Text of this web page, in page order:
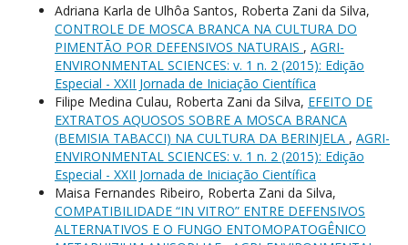
Adriana Karla de Ulhôa Santos, Roberta Zani da Silva,
CONTROLE DE MOSCA BRANCA NA CULTURA DO
PIMENTÃO POR DEFENSIVOS NATURAIS , AGRI-
ENVIRONMENTAL SCIENCES: v. 1 n. 2 (2015): Edição
Especial - XXII Jornada de Iniciação Científica
Filipe Medina Culau, Roberta Zani da Silva, EFEITO DE
EXTRATOS AQUOSOS SOBRE A MOSCA BRANCA
(BEMISIA TABACCI) NA CULTURA DA BERINJELA , AGRI-
ENVIRONMENTAL SCIENCES: v. 1 n. 2 (2015): Edição
Especial - XXII Jornada de Iniciação Científica
Maisa Fernandes Ribeiro, Roberta Zani da Silva,
COMPATIBILIDADE “IN VITRO” ENTRE DEFENSIVOS
ALTERNATIVOS E O FUNGO ENTOMOPATOGÊNICO